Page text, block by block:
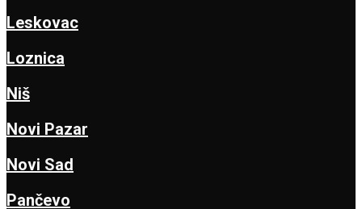
Leskovac
Loznica
Niš
Novi Pazar
Novi Sad
Pančevo